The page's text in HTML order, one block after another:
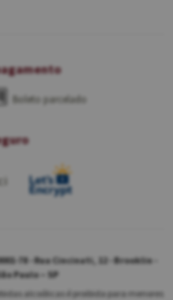
Boleto parcelado
78 - Rua Cincinati, 12 - Brooklin -
Paulo – SP
alcoólicas é proibida para menores